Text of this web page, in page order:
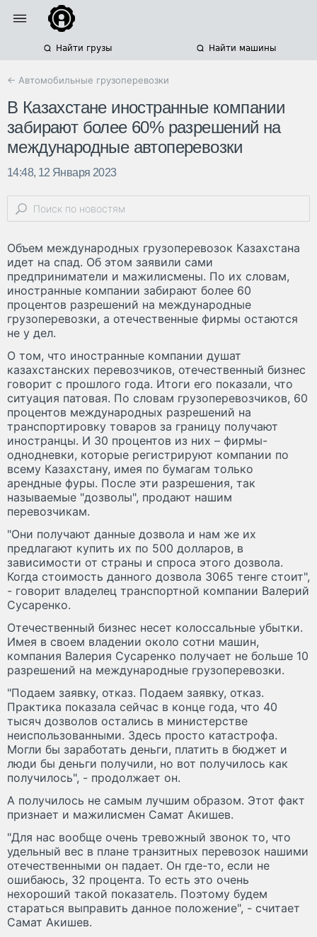
Найти грузы Найти машины
← Автомобильные грузоперевозки
В Казахстане иностранные компании
забирают более 60% разрешений на
международные автоперевозки
14:48, 12 Января 2023
Объем международных грузоперевозок Казахстана
идет на спад. Об этом заявили сами
предприниматели и мажилисмены. По их словам,
иностранные компании забирают более 60
процентов разрешений на международные
грузоперевозки, а отечественные фирмы остаются
не у дел.
О том, что иностранные компании душат
казахстанских перевозчиков, отечественный бизнес
говорит с прошлого года. Итоги его показали, что
ситуация патовая. По словам грузоперевозчиков, 60
процентов международных разрешений на
транспортировку товаров за границу получают
иностранцы. И 30 процентов из них – фирмы-
однодневки, которые регистрируют компании по
всему Казахстану, имея по бумагам только
арендные фуры. После эти разрешения, так
называемые "дозволы", продают нашим
перевозчикам.
"Они получают данные дозвола и нам же их
предлагают купить их по 500 долларов, в
зависимости от страны и спроса этого дозвола.
Когда стоимость данного дозвола 3065 тенге стоит",
- говорит владелец транспортной компании Валерий
Сусаренко.
Отечественный бизнес несет колоссальные убытки.
Имея в своем владении около сотни машин,
компания Валерия Сусаренко получает не больше 10
разрешений на международные грузоперевозки.
"Подаем заявку, отказ. Подаем заявку, отказ.
Практика показала сейчас в конце года, что 40
тысяч дозволов остались в министерстве
неиспользованными. Здесь просто катастрофа.
Могли бы заработать деньги, платить в бюджет и
люди бы деньги получили, но вот получилось как
получилось", - продолжает он.
А получилось не самым лучшим образом. Этот факт
признает и мажилисмен Самат Акишев.
"Для нас вообще очень тревожный звонок то, что
удельный вес в плане транзитных перевозок нашими
отечественными он падает. Он где-то, если не
ошибаюсь, 32 процента. То есть это очень
нехороший такой показатель. Поэтому будем
стараться выправить данное положение", - считает
Самат Акишев.